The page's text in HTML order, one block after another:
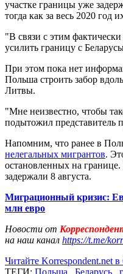
участке границы уже
тогда как за весь 2020 год
"В связи с этим
усилить границу с
При этом пока нет
Польша строить забор
Литвы.
"Мне неизвестно, чтобы
подытожил представитель
Напомним, что ранее в
нелегальных мигрантов.
остановленных на
задержали 8 августа.
Миграционный кризис:
млн евро
Новости от
на наш канал https://t.me/
Читайте Korrespondent.net
ТЕГИ: Польша Беларусь